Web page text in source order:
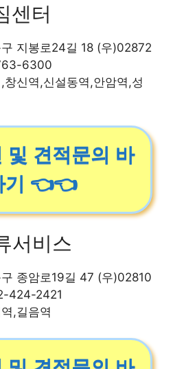
센터
지봉로24길 18 (우)02872
6300
창신역,신설동역,안암역,성
및 견적문의 바
기 👈👈
서비스
종암로19길 47 (우)02810
424-2421
,길음역